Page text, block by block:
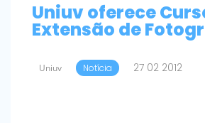
Uniuv oferece
Extensão de
Uniuv Notícia 27 02 2012